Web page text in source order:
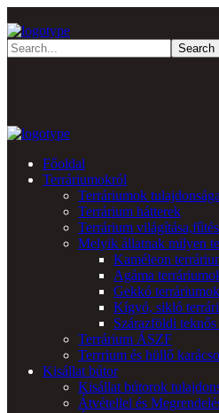
Főoldal
Terráriumokról
Terráriumok
Terrárium hátterek
Terrárium
Melyik állatnak milyen
Kaméleon
Agáma
Gekkó
Kígyó, sikló
Szárazföldi
Terrárium ÁSZF
Terrrium és hüllő
Kisállat bútor
Kisállat bútorok
Átvétellel és